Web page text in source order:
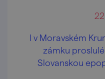
I v Moravském
zámku
Slovanskou